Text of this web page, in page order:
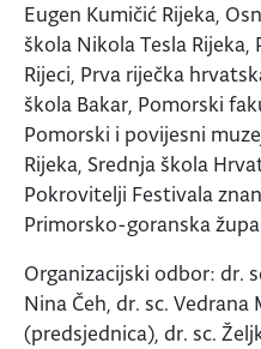
Eugen Kumičić Rijeka,
škola Nikola Tesla
Rijeci, Prva riječka
škola Bakar, Pomorski
Pomorski i povijesni
Rijeka, Srednja škola
Pokrovitelji Festivala
Primorsko-goranska
Organizacijski odbor: dr.
Nina Čeh, dr. sc.
(predsjednica), dr. sc.